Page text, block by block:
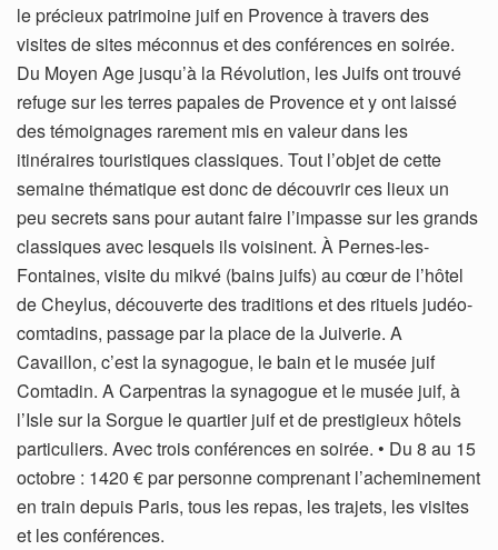
le précieux patrimoine juif en Provence à travers des
visites de sites méconnus et des conférences en soirée.
Du Moyen Age jusqu’à la Révolution, les Juifs ont trouvé
refuge sur les terres papales de Provence et y ont laissé
des témoignages rarement mis en valeur dans les
itinéraires touristiques classiques. Tout l’objet de cette
semaine thématique est donc de découvrir ces lieux un
peu secrets sans pour autant faire l’impasse sur les grands
classiques avec lesquels ils voisinent. À Pernes-les-
Fontaines, visite du mikvé (bains juifs) au cœur de l’hôtel
de Cheylus, découverte des traditions et des rituels judéo-
comtadins, passage par la place de la Juiverie. A
Cavaillon, c’est la synagogue, le bain et le musée juif
Comtadin. A Carpentras la synagogue et le musée juif, à
l’Isle sur la Sorgue le quartier juif et de prestigieux hôtels
particuliers. Avec trois conférences en soirée. • Du 8 au 15
octobre : 1420 € par personne comprenant l’acheminement
en train depuis Paris, tous les repas, les trajets, les visites
et les conférences.